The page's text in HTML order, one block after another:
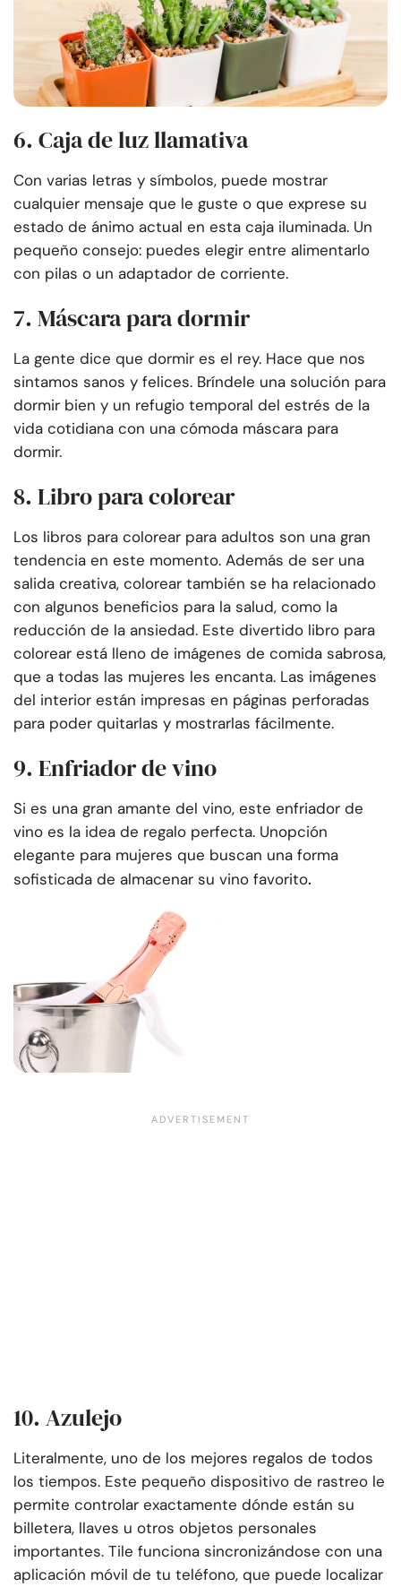
6. Caja de luz llamativa
Con varias letras y símbolos, puede mostrar
cualquier mensaje que le guste o que exprese su
estado de ánimo actual en esta caja iluminada. Un
pequeño consejo: puedes elegir entre alimentarlo
con pilas o un adaptador de corriente.
7. Máscara para dormir
La gente dice que dormir es el rey. Hace que nos
sintamos sanos y felices. Bríndele una solución para
dormir bien y un refugio temporal del estrés de la
vida cotidiana con una cómoda máscara para
dormir.
8. Libro para colorear
Los libros para colorear para adultos son una gran
tendencia en este momento. Además de ser una
salida creativa, colorear también se ha relacionado
con algunos beneficios para la salud, como la
reducción de la ansiedad. Este divertido libro para
colorear está lleno de imágenes de comida sabrosa,
que a todas las mujeres les encanta. Las imágenes
del interior están impresas en páginas perforadas
para poder quitarlas y mostrarlas fácilmente.
9. Enfriador de vino
Si es una gran amante del vino, este enfriador de
vino es la idea de regalo perfecta. Unopción
elegante para mujeres que buscan una forma
sofisticada de almacenar su vino favorito.
10. Azulejo
Literalmente, uno de los mejores regalos de todos
los tiempos. Este pequeño dispositivo de rastreo le
permite controlar exactamente dónde están su
billetera, llaves u otros objetos personales
importantes. Tile funciona sincronizándose con una
aplicación móvil de tu teléfono, que puede localizar